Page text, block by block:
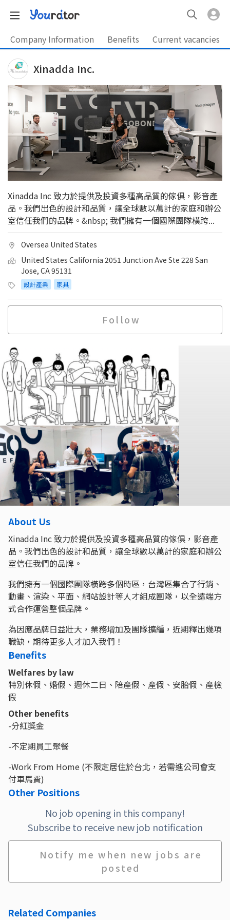
Company Information Benefits Current vacancies
Xinadda Inc.
Xinadda Inc 致力於提供及投資多種高品質的傢俱，影音產
品。我們出色的設計和品質，讓全球數以萬計的家庭和辦公
室信任我們的品牌。&nbsp; 我們擁有一個國際團隊橫跨...
Oversea United States
United States California 2051 Junction Ave Ste 228 San
Jose, CA 95131
設計產業 家具
Follow
About Us
Xinadda Inc 致力於提供及投資多種高品質的傢俱，影音產
品。我們出色的設計和品質，讓全球數以萬計的家庭和辦公
室信任我們的品牌。
我們擁有一個國際團隊橫跨多個時區，台灣區集合了行銷、
動畫、渲染、平面、網站設計等人才組成團隊，以全遠端方
式合作運營整個品牌。
為因應品牌日益壯大，業務增加及團隊擴編，近期釋出幾項
職缺，期待更多人才加入我們！
Benefits
Welfares by law
特別休假、婚假、週休二日、陪產假、產假、安胎假、產檢
假
Other benefits
-分紅獎金
-不定期員工聚餐
-Work From Home (不限定居住於台北，若需進公司會支
付車馬費)
Other Positions
No job opening in this company!
Subscribe to receive new job notification
Notify me when new jobs are
posted
Related Companies